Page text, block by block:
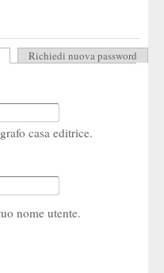
(scheda attiva)
Richiedi nuova password
casa editrice.
nome utente.